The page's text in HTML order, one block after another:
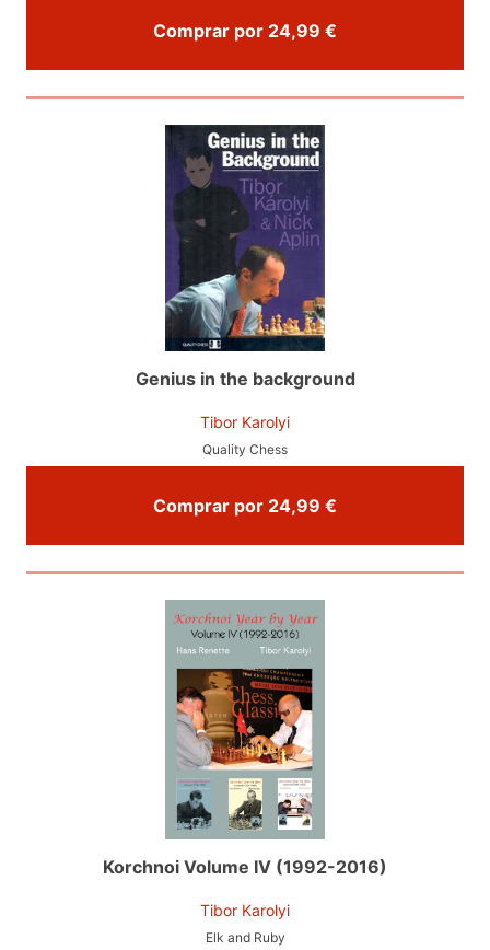
Comprar por 24,99 €
Genius in the background
Tibor Karolyi
Quality Chess
Comprar por 24,99 €
Korchnoi Volume IV (1992-2016)
Tibor Karolyi
Elk and Ruby